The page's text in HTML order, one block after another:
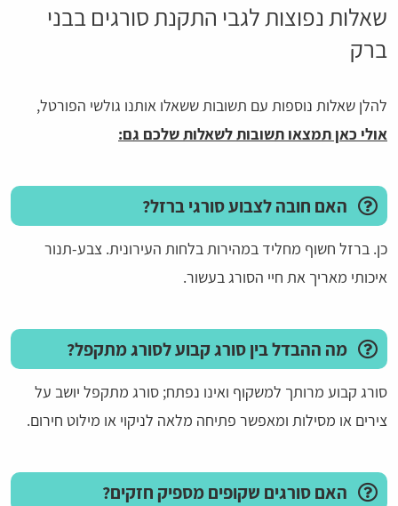
שאלות נפוצות לגבי התקנת סורגים בבני
ברק
להלן שאלות נוספות עם תשובות ששאלו אותנו גולשי הפורטל,
אולי כאן תמצאו תשובות לשאלות שלכם גם:
האם חובה לצבוע סורגי ברזל?
כן. ברזל חשוף מחליד במהירות בלחות העירונית. צבע-תנור
איכותי מאריך את חיי הסורג בעשור.
מה ההבדל בין סורג קבוע לסורג מתקפל?
סורג קבוע מרותך למשקוף ואינו נפתח; סורג מתקפל יושב על
צירים או מסילות ומאפשר פתיחה מלאה לניקוי או מילוט חירום.
האם סורגים שקופים מספיק חזקים?